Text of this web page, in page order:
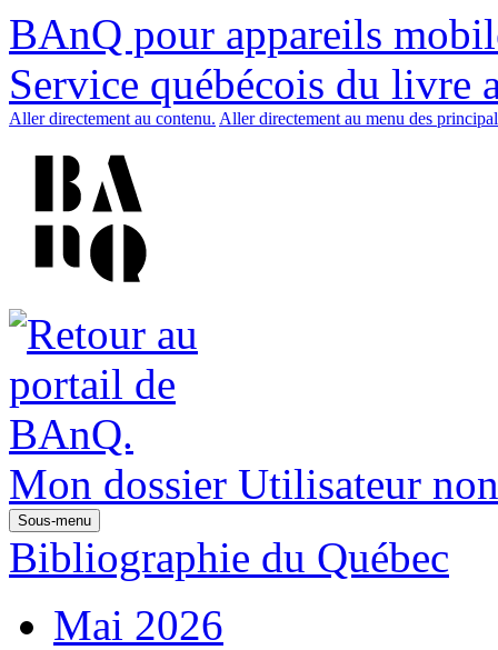
BAnQ pour appareils
Service québécois du livre
Aller directement au contenu. Aller directement au menu des
Mon dossier Utilisateur
Sous-menu
Bibliographie du Québec
Mai 2026